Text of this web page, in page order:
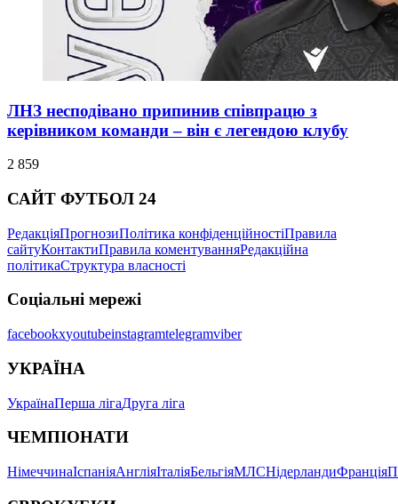
ЛНЗ несподівано припинив співпрацю з
керівником команди – він є легендою клубу
2 859
САЙТ ФУТБОЛ 24
РедакціяПрогнозиПолітика конфіденційностіПравила
сайтуКонтактиПравила коментуванняРедакційна
політикаСтруктура власності
Соціальні мережі
facebookxyoutubeinstagramtelegramviber
УКРАЇНА
УкраїнаПерша лігаДруга ліга
ЧЕМПІОНАТИ
НімеччинаІспаніяАнгліяІталіяБельгіяМЛСНідерландиФранція